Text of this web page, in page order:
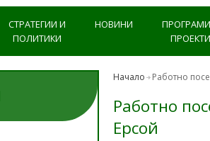
СТРАТЕГИИ И
ПОЛИТИКИ
НОВИНИ
ПРОЕКТИ
Начало Работно
Работно
Ерсой